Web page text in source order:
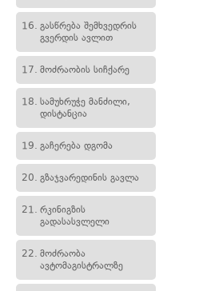
16. გასწრება შემხვედრის
გვერდის ავლით
17. მოძრაობის სიჩქარე
18. სამუხრუჭე მანძილი,
დისტანცია
19. გაჩერება დგომა
20. გზაჯვარედინის გავლა
21. რკინიგზის
გადასასვლელი
22. მოძრაობა
ავტომაგისტრალზე